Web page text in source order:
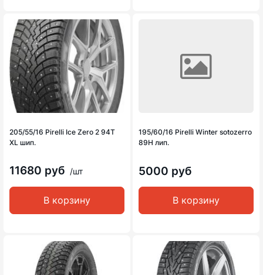
205/55/16 Pirelli Ice Zero 2 94T
XL шип.
11680 руб /шт
В корзину
195/60/16 Pirelli Winter sotozerro
89H лип.
5000 руб
В корзину